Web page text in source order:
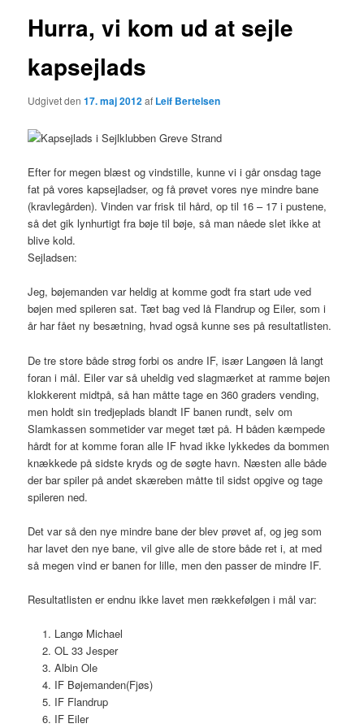
Hurra, vi kom ud at sejle
kapsejlads
Udgivet den17. maj 2012af Leif Bertelsen
Efter for megen blæst og vindstille, kunne vi i går onsdag tage
fat på vores kapsejladser, og få prøvet vores nye mindre bane
(kravlegården). Vinden var frisk til hård, op til 16 – 17 i pustene,
så det gik lynhurtigt fra bøje til bøje, så man nåede slet ikke at
blive kold.
Sejladsen:
Jeg, bøjemanden var heldig at komme godt fra start ude ved
bøjen med spileren sat. Tæt bag ved lå Flandrup og Eiler, som i
år har fået ny besætning, hvad også kunne ses på resultatlisten.
De tre store både strøg forbi os andre IF, især Langøen lå langt
foran i mål. Eiler var så uheldig ved slagmærket at ramme bøjen
klokkerent midtpå, så han måtte tage en 360 graders vending,
men holdt sin tredjeplads blandt IF banen rundt, selv om
Slamkassen sommetider var meget tæt på. H båden kæmpede
hårdt for at komme foran alle IF hvad ikke lykkedes da bommen
knækkede på sidste kryds og de søgte havn. Næsten alle både
der bar spiler på andet skæreben måtte til sidst opgive og tage
spileren ned.
Det var så den nye mindre bane der blev prøvet af, og jeg som
har lavet den nye bane, vil give alle de store både ret i, at med
så megen vind er banen for lille, men den passer de mindre IF.
Resultatlisten er endnu ikke lavet men rækkefølgen i mål var:
Langø Michael
OL 33 Jesper
Albin Ole
IF Bøjemanden(Fjøs)
IF Flandrup
IF Eiler